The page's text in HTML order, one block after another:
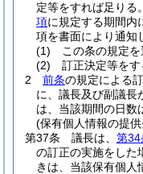
定等をすれば足りる。
項に規定する期間内
項を書面により通知
(1)
この条の規定
(2)
訂正決定等をす
2
前条の規定による
に、議長及び副議長
は、当該期間の日数
(保有個人情報の提
第37条
議長は、 第34
の訂正の実施をした
きは、当該保有個人